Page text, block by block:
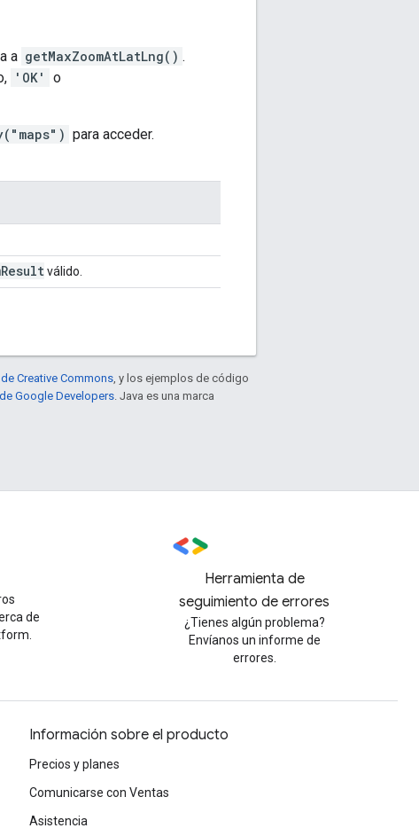
a getMaxZoomAtLatLng() .
'OK'
o
para acceder.
Resultválido.
Creative Commons , y los ejemplos de código
Google Developers . Java es una marca
de
Herramienta de
seguimiento de errores
¿Tienes algún problema?
Envíanos un informe de
errores.
Información sobre el producto
Precios y planes
Comunicarse con Ventas
Asistencia